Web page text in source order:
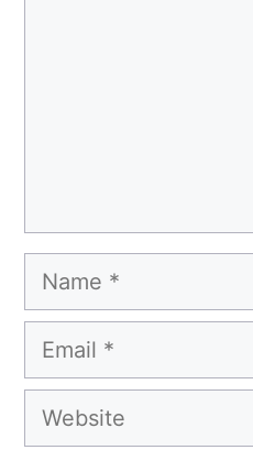
Name
Email
Website